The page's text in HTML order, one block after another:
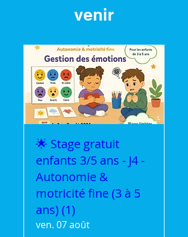
venir
🌟 Stage gratuit
enfants 3/5 ans - J4 -
Autonomie &
motricité fine (3 à 5
ans) (1)
ven. 07 août